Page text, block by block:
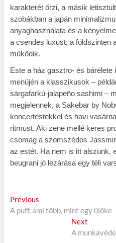
karakterét őrzi, a másik
szobákban a japán
anyaghasználata és a
a csendes luxust; a földszinten
működik.
Este a ház gasztro- és bárélete
menüjén a klasszikusok –
sárgafarkú-jalapeño sashimi –
megjelennek, a Sakebar by
koncertestekkel és havi
ritmust. Aki zene mellé keres
csomag a szomszédos
az estét. Ha nem is itt alszunk,
beugrani jó lezárása egy téli
B
e
Previous
r
A puff, ami több, mint egy ülőke
Next
e
A